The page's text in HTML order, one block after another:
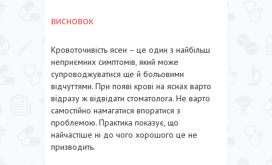
висновок
Кровоточивість ясен – це один з найбільш
неприємних симптомів, який може
супроводжуватися ще й больовими
відчуттями. При появі крові на яснах варто
відразу ж відвідати стоматолога. Не варто
самостійно намагатися впоратися з
проблемою. Практика показує, що
найчастіше ні до чого хорошого це не
призводить.